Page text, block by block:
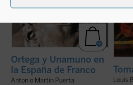
Ortega y Unamuno en
la España de Franco
Antonio Martín Puerta Louis